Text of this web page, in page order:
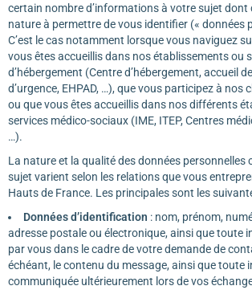
certain nombre d’informations à votre sujet dont
nature à permettre de vous identifier (« données
C’est le cas notamment lorsque vous naviguez
vous êtes accueillis dans nos établissements ou
d’hébergement (Centre d’hébergement, accueil
d’urgence, EHPAD, …), que vous participez à nos
ou que vous êtes accueillis dans nos différents
services médico-sociaux (IME, ITEP, Centres
…).
La nature et la qualité des données personnelles
sujet varient selon les relations que vous
Hauts de France. Les principales sont les
Données d’identification : nom, prénom,
adresse postale ou électronique, ainsi que toute
par vous dans le cadre de votre demande de
échéant, le contenu du message, ainsi que toute
communiquée ultérieurement lors de vos